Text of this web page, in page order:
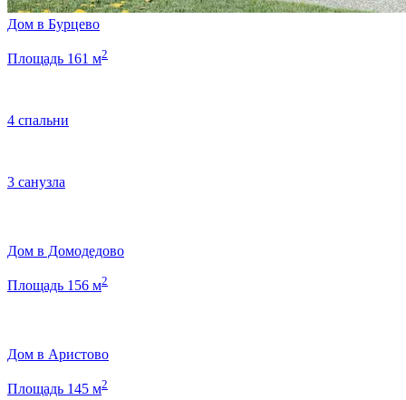
Дом в Бурцево
Площадь 161 м2
4 спальни
3 санузла
Дом в Домодедово
Площадь 156 м2
Дом в Аристово
Площадь 145 м2